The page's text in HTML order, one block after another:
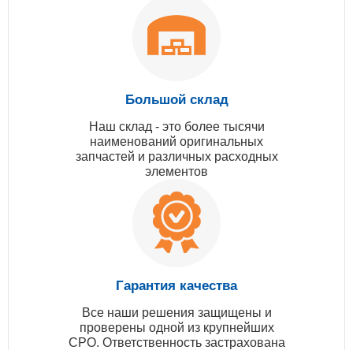
Большой склад
Наш склад - это более тысячи
наименований оригинальных
запчастей и различных расходных
элементов
Гарантия качества
Все наши решения защищены и
проверены одной из крупнейших
СРО. Ответственность застрахована